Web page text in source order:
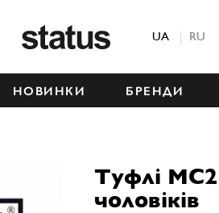
UA RU
НОВИНКИ БРЕНДИ
Туфлі
чоловіків